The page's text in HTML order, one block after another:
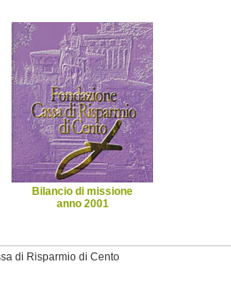
Bilancio di missione
anno 2001
di Risparmio di Cento